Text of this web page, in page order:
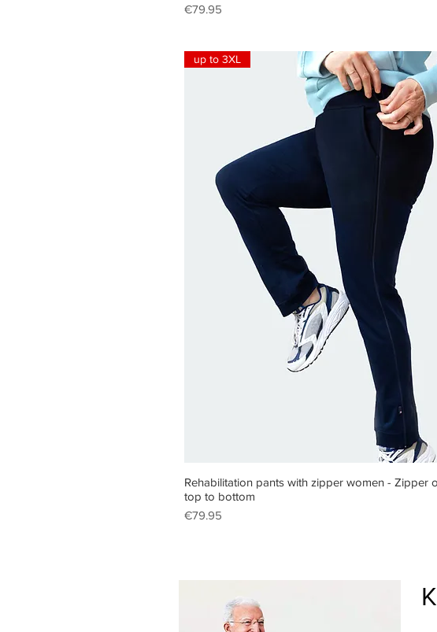
Price
€79.95
Quick View
up to 3XL
Rehabilitation pants with zipper women - Zipper
top to bottom
Price
€79.95